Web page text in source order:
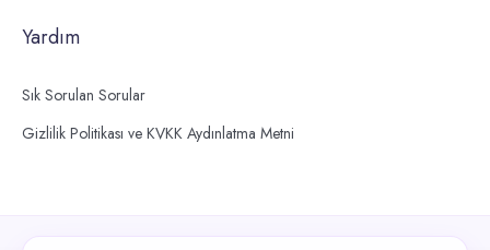
Yardım
Sık Sorulan Sorular
Gizlilik Politikası ve KVKK Aydınlatma Metni